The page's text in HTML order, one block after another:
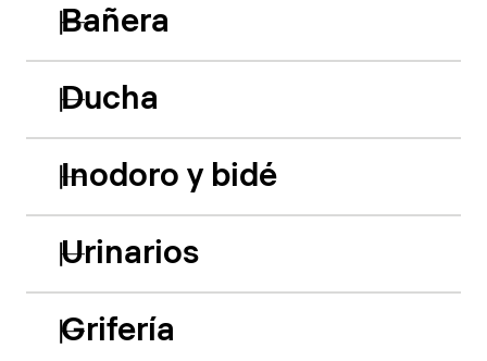
Bañera
Ducha
Inodoro y bidé
Urinarios
Grifería